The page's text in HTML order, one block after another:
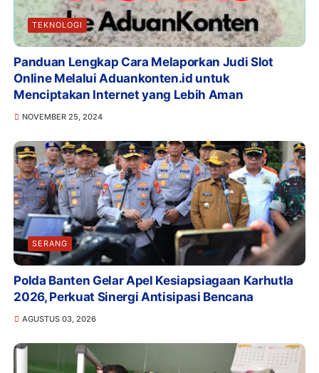
TEKNOLOGI
Panduan Lengkap Cara Melaporkan Judi Slot
Online Melalui Aduankonten.id untuk
Menciptakan Internet yang Lebih Aman
NOVEMBER 25, 2024
SERANG
Polda Banten Gelar Apel Kesiapsiagaan Karhutla
2026, Perkuat Sinergi Antisipasi Bencana
AGUSTUS 03, 2026